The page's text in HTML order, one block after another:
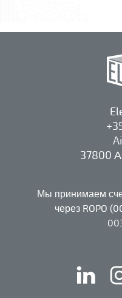
37800
Мы принимаем
через ROPO